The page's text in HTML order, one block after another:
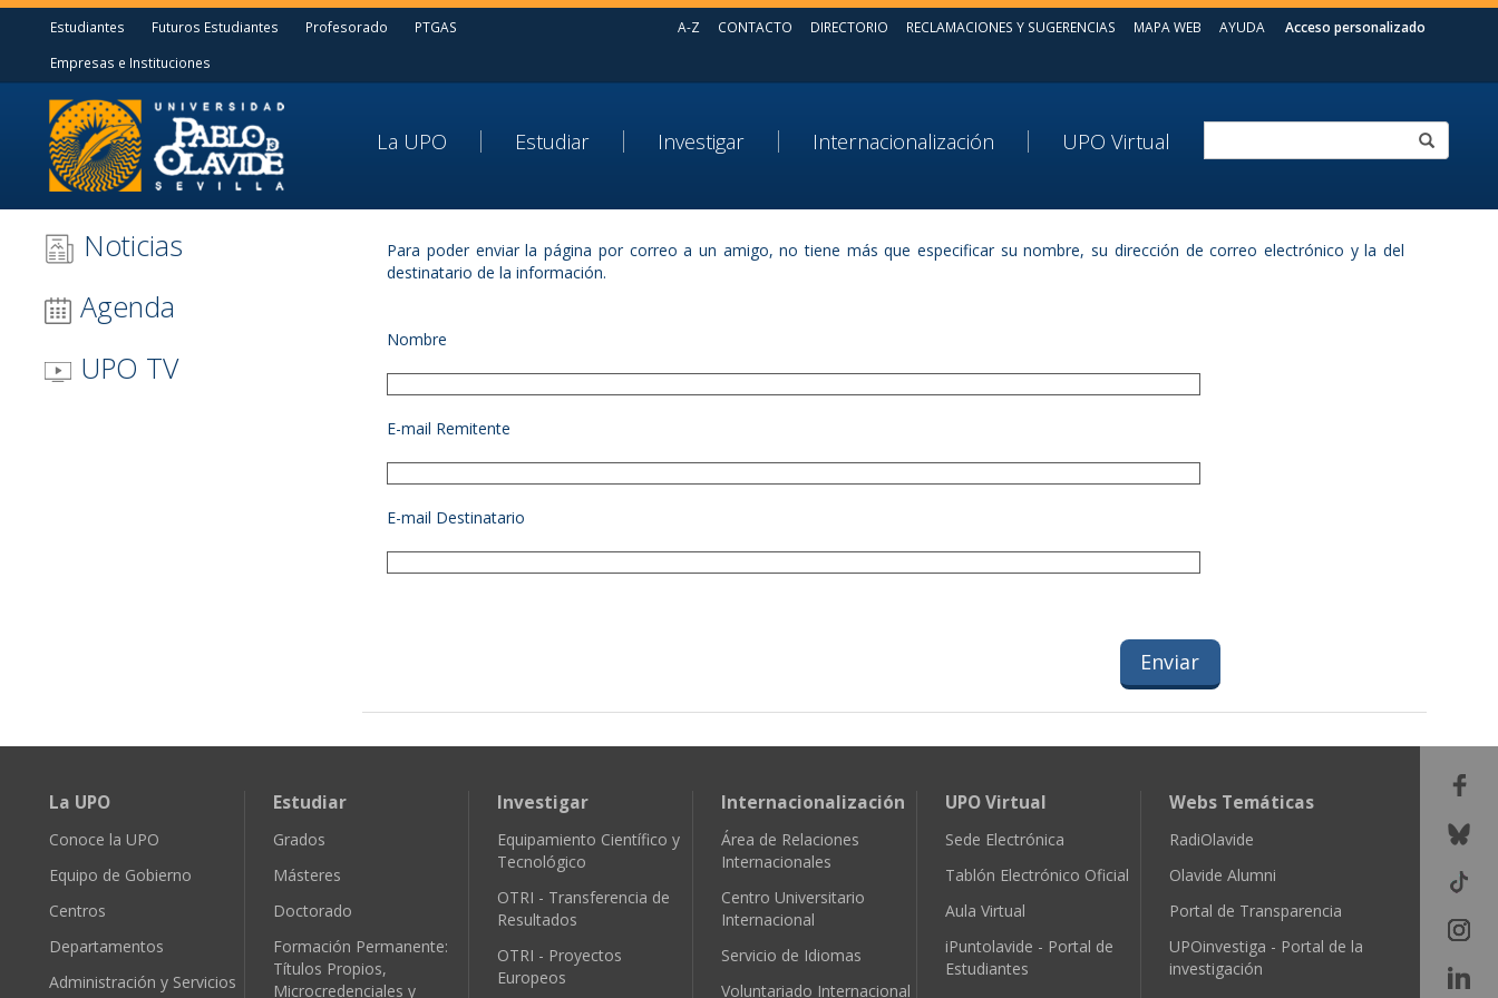
Estudiantes Futuros Estudiantes Profesorado
PTGAS
Empresas e Instituciones
Acceso personalizado
A-Z CONTACTO DIRECTORIO RECLAMACIONES Y SUGERENCIAS MAPA WEB AYUDA
La UPO Estudiar Investigar Internacionalización UPO Virtual
Noticias
Agenda
UPO TV
Para poder enviar la página por correo a un amigo, no tiene más que especificar su nombre, su dirección de correo electrónico y la del
destinatario de la información.
Nombre
E-mail Remitente
E-mail Destinatario
La UPO
Conoce la UPO
Equipo de Gobierno
Centros
Departamentos
Administración y Servicios
Estudiar
Grados
Másteres
Doctorado
Formación Permanente:
Títulos Propios,
Microcredenciales y
Investigar
Equipamiento Científico y
Tecnológico
OTRI - Transferencia de
Resultados
OTRI - Proyectos
Europeos
Internacionalización
Área de Relaciones
Internacionales
Centro Universitario
Internacional
Servicio de Idiomas
Voluntariado Internacional
UPO Virtual
Sede Electrónica
Tablón Electrónico Oficial
Aula Virtual
iPuntolavide - Portal de
Estudiantes
Webs Temáticas
RadiOlavide
Olavide Alumni
Portal de Transparencia
UPOinvestiga - Portal de la
investigación